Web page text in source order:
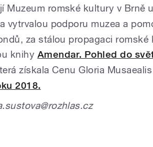
Muzeum romské kultury v Brně
vytrvalou podporu muzea a
za stálou propagaci romské
knihy Amendar. Pohled do
získalaCenu Gloria
2018.